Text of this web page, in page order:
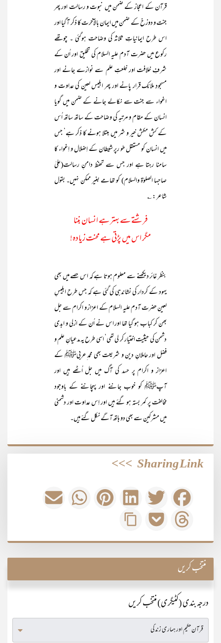
قرآن کے اعجاز کے ضمن میں نبوت و رسالت اور پھر
جنت و دوزخ کے ضمن میں ایمان بالآخرت کا ذکر آ گیا اور
اس طرح ایمانیاتِ ثلاثہ کی وضاحت ہوگئی ۔ چوتھے
رکوع میں حضرت آدم علیہ السلام کی تخلیق اور اُن کے
شرفِ خلافت اور خِلعتِ علم سے نوازے جانے اور
مسجودِ ملائک قرار پانے اور پھر ابلیس لعین کی عداوت و
اغواء سے جنت سے نکالے جانے کے ضمن میں گویا
انسان کے مقام و مرتبہ کی وضاحت کے ساتھ ساتھ اُس
کے کش مکش خیر و شر میں مبتلا ہونے کا ذکر ہے‘ جس
میں انسان کو مستقل طو رپر شیطان کے اِضلال و اِغواء کا
سامنا رہتا ہے اور جس سے تحفظ دامنِ رسالت(علیٰ
صاحبہا الصلوٰۃ والسلام) کو تھامے بغیر ممکن نہیں۔ بقول
شاعر : ؎
فرشتے سے بہتر ہے انسان بننا
مگر اس میں پڑتی ہے محنت زیادہ!
بنظر غائر دیکھنے سے معلوم ہوتا ہے کہ اس حصے میں بھی
یہود کے کردار کی نشاندہی کی گئی ہے کہ جس طرح ابلیسِ
لعین حضرت آدم علیہ السلام کے اعزاز و اکرام سے جل
بھن کر کباب ہو گیا تھا اور اس نے اُن کے ازلی و ابدی
دشمن کی حیثیت اختیار کر لی تھی‘ اسی طرح یہ مدعیانِ علم و
فضل اور حاملانِ دین و شریعت بھی محمد ِعربیﷺ کے
اعزاز و اکرام پر حسد کی آگ میں جل اُٹھے ہیں اور
آپﷺ کو خوب جاننے اور پہچاننے کے باوجود
مخالفت پر کمر بستہ ہو گئے ہیں اور اِس عداوت اور دشمنی
میں مشرکین سے بھی دو ہاتھ آگے نکل گئے ہیں۔
Sharing Link
>>>
منتخب کریں
درجہ بندی (کٹیگری) منتخب کریں